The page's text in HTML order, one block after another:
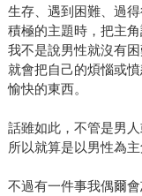
生存、遇到困難、過
積極的主題時，把主
我不是說男性就沒有
就會把自己的煩惱或
愉快的東西。
話雖如此，不管是男
所以就算是以男性為
不過有一件事我偶爾